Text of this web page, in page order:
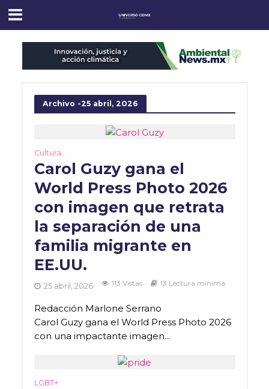
Archivo -25 abril, 2026
Cultura
Carol Guzy gana el
World Press Photo 2026
con imagen que retrata
la separación de una
familia migrante en
EE.UU.
25 abril, 2026 113 Vistas 13 Lectura mínima
Redacción Marlone Serrano
Carol Guzy gana el World Press Photo 2026
con una impactante imagen...
LGBT+